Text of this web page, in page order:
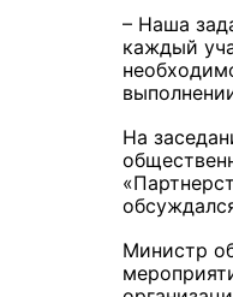
– Наша
каждый
На
Министр